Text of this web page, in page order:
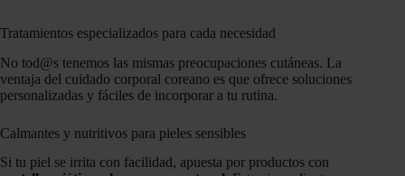
Tratamientos especializados para cada necesidad
No tod@s tenemos las mismas preocupaciones cutáneas. La
ventaja del cuidado corporal coreano es que ofrece soluciones
personalizadas y fáciles de incorporar a tu rutina.
Calmantes y nutritivos para pieles sensibles
Si tu piel se irrita con facilidad, apuesta por productos con